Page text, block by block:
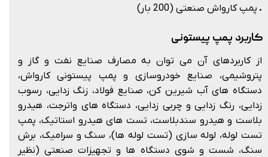
. پمپ کارواش صنعتی (200 بار)
از کاربردهای آن می توان به مصارف صنایع نفت و گاز و
پتروشیمی، صنایع خودروسازی و پمپ پیستونی کارواش،
دستگاه های آب شیرین کن، صنایع فولاد، زنگ زدایی، رسوب
زدایی، رنگ زدایی و چربی زدایی، دستگاه های واترجت، هیدرو
بلاست و هیدرو سندبلاست، تست های هیدرو استاتیک، پمپ
تست لوله، لوله سازی (تست لوله ها)، سنگ و سرامیک، برش
سنگ، شست و شوی دستگاه ها و تجهیزات صنعتی (نظیر
کاربرد پمپ پیستونی